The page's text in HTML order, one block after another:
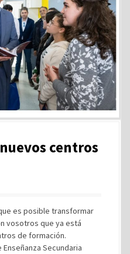
centros
es posible transformar
vosotros que ya está
de formación.
Secundaria